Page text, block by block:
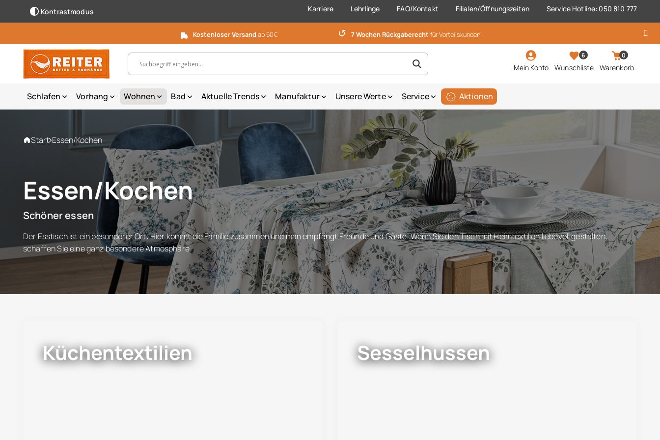
Kontrastmodus Karriere Lehrlinge FAQ/Kontakt Filialen/Öffnungszeiten Service Hotline: 050 810 777
Kostenloser Versand ab 50€ ↺ 7 Wochen Rückgaberecht für Vorteilskunden
Suchbegriff, Artikelnummer ...
Mein Konto
6
Wunschliste
0
Warenkorb
Schlafen Vorhang Wohnen Bad Aktuelle Trends Manufaktur Unsere Werte Service Aktionen
Start Essen/Kochen
Essen/Kochen
Schöner essen
Der Esstisch ist ein besonderer Ort: Hier kommt die Familie zusammen und man empfängt Freunde und Gäste. Wenn Sie den Tisch mit Heimtextilien liebevoll gestalten,
schaffen Sie eine ganz besondere Atmosphäre.
Küchentextilien Sesselhussen